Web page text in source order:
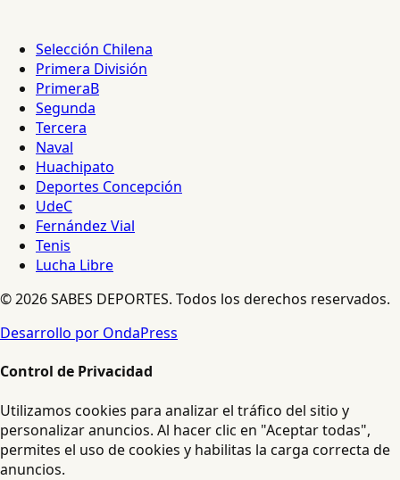
Selección Chilena
Primera División
PrimeraB
Segunda
Tercera
Naval
Huachipato
Deportes Concepción
UdeC
Fernández Vial
Tenis
Lucha Libre
© 2026 SABES DEPORTES. Todos los derechos reservados.
Desarrollo por OndaPress
Control de Privacidad
Utilizamos cookies para analizar el tráfico del sitio y
personalizar anuncios. Al hacer clic en "Aceptar todas",
permites el uso de cookies y habilitas la carga correcta de
anuncios.